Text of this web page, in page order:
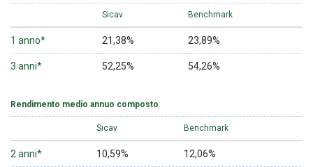
Sicav Benchmark
1 anno* 21,38% 23,89%
3 anni* 52,25% 54,26%
Rendimento medio annuo composto
Sicav Benchmark
2 anni* 10,59% 12,06%